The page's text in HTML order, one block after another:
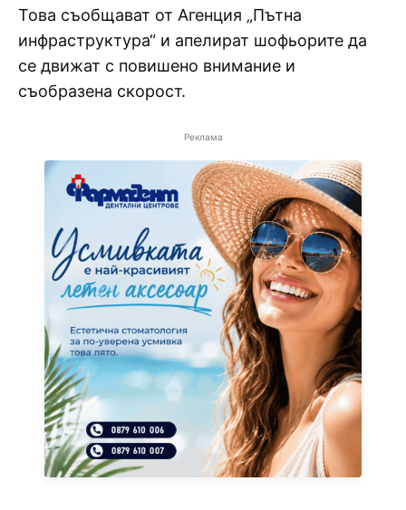
Това съобщават от Агенция „Пътна
инфраструктура“ и апелират шофьорите да
се движат с повишено внимание и
съобразена скорост.
Реклама